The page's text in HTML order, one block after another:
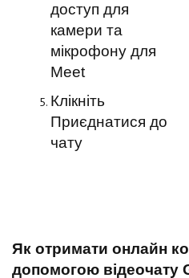
доступ для
камери та
мікрофону для
Meet
Клікніть
Приєднатися до
чату
Як отримати онлайн
допомогою відеочату